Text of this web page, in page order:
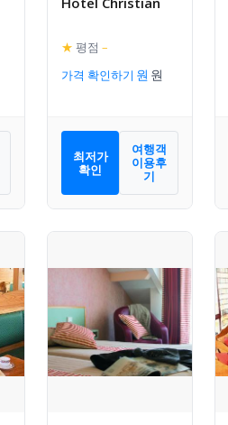
★ 평점 –
가격 확인하기
최저가
확인
여행객
이용후
기